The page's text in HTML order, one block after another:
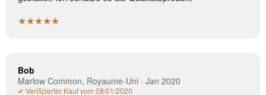
★★★★★
Bob
Marlow Common, Royaume-Uni · Jan 2020
✔ Verifizierter Kauf vom 08/01/2020